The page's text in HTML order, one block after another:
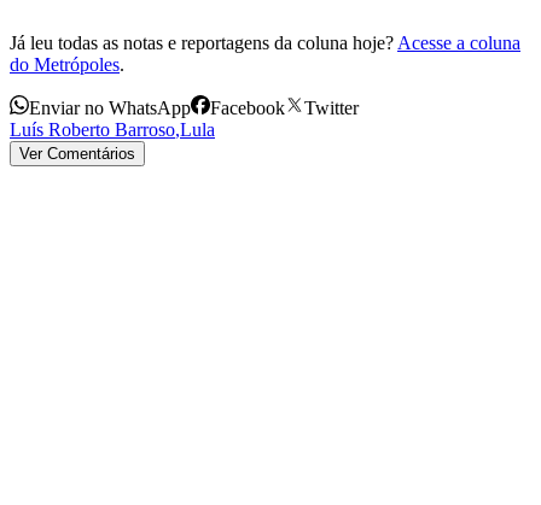
Já leu todas as notas e reportagens da coluna hoje? Acesse a coluna
do Metrópoles.
Enviar no WhatsApp Facebook
Twitter
Luís Roberto Barroso,Lula
Ver Comentários